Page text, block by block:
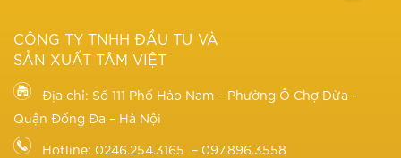
CÔNG TY TNHH ĐẦU TƯ VÀ
SẢN XUẤT TÂM VIỆT
Địa chỉ: Số 111 Phố Hào Nam – Phường Ô Chợ Dừa -
Quận Đống Đa – Hà Nội
Hotline: 0246.254.3165 – 097.896.3558